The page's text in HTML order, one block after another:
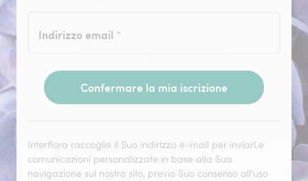
Indirizzo email *
Confermare la mia iscrizione
Interflora raccoglie il Suo indirizzo e-mail per inviarLe
comunicazioni personalizzate in base alla Sua
navigazione sul nostro sito, previo Suo consenso all'uso